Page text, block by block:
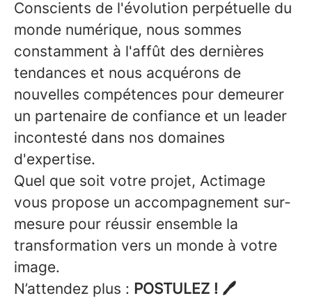
Conscients de l'évolution perpétuelle du
monde numérique, nous sommes
constamment à l'affût des dernières
tendances et nous acquérons de
nouvelles compétences pour demeurer
un partenaire de confiance et un leader
incontesté dans nos domaines
d'expertise.
Quel que soit votre projet, Actimage
vous propose un accompagnement sur-
mesure pour réussir ensemble la
transformation vers un monde à votre
image.
N’attendez plus : POSTULEZ ! 🖊